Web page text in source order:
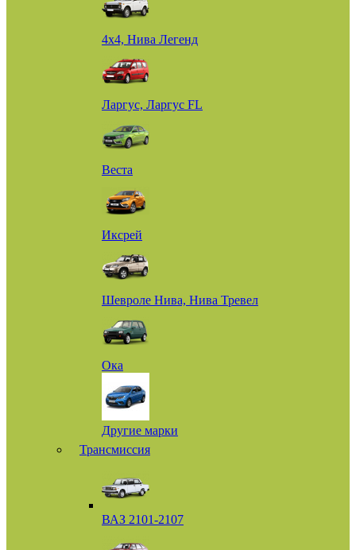
4х4, Нива Легенд
Ларгус, Ларгус FL
Веста
Иксрей
Шевроле Нива, Нива Тревел
Ока
Другие марки
Трансмиссия
ВАЗ 2101-2107